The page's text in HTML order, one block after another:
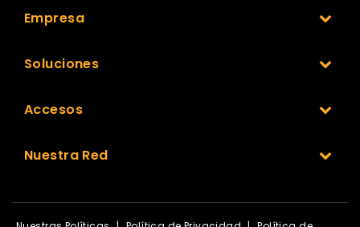
Empresa
Soluciones
Accesos
Nuestra Red